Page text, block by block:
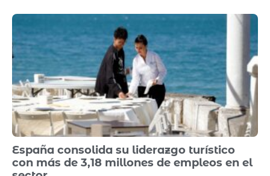
España consolida su liderazgo turístico
con más de 3,18 millones de empleos en el